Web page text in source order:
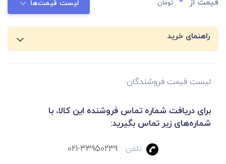
قیمت از تومان لیست قیمت‌ها
راهنمای خرید
لیست قیمت فروشندگان
برای دریافت شماره تماس فروشنده این کالا، با
شماره‌های زیر تماس بگیرید:
تلفن:
021-33950239